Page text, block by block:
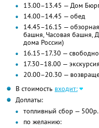
13.00–13.45 — Дом
14.00–14.45 — обед
14.45–16.15 —
башня, Часовая башня,
дома России)
16.15–17.30 —
17.30–18.00 —
20.00–20.30 —
В стоимость входит:
Доплаты:
топливный сбор — 500р.
по желанию: